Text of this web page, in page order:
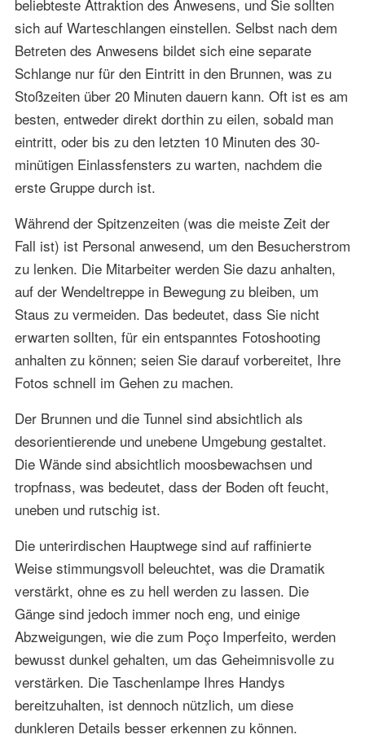
beliebteste Attraktion des Anwesens, und Sie sollten
sich auf Warteschlangen einstellen. Selbst nach dem
Betreten des Anwesens bildet sich eine separate
Schlange nur für den Eintritt in den Brunnen, was zu
Stoßzeiten über 20 Minuten dauern kann. Oft ist es am
besten, entweder direkt dorthin zu eilen, sobald man
eintritt, oder bis zu den letzten 10 Minuten des 30-
minütigen Einlassfensters zu warten, nachdem die
erste Gruppe durch ist.
Während der Spitzenzeiten (was die meiste Zeit der
Fall ist) ist Personal anwesend, um den Besucherstrom
zu lenken. Die Mitarbeiter werden Sie dazu anhalten,
auf der Wendeltreppe in Bewegung zu bleiben, um
Staus zu vermeiden. Das bedeutet, dass Sie nicht
erwarten sollten, für ein entspanntes Fotoshooting
anhalten zu können; seien Sie darauf vorbereitet, Ihre
Fotos schnell im Gehen zu machen.
Der Brunnen und die Tunnel sind absichtlich als
desorientierende und unebene Umgebung gestaltet.
Die Wände sind absichtlich moosbewachsen und
tropfnass, was bedeutet, dass der Boden oft feucht,
uneben und rutschig ist.
Die unterirdischen Hauptwege sind auf raffinierte
Weise stimmungsvoll beleuchtet, was die Dramatik
verstärkt, ohne es zu hell werden zu lassen. Die
Gänge sind jedoch immer noch eng, und einige
Abzweigungen, wie die zum Poço Imperfeito, werden
bewusst dunkel gehalten, um das Geheimnisvolle zu
verstärken. Die Taschenlampe Ihres Handys
bereitzuhalten, ist dennoch nützlich, um diese
dunkleren Details besser erkennen zu können.